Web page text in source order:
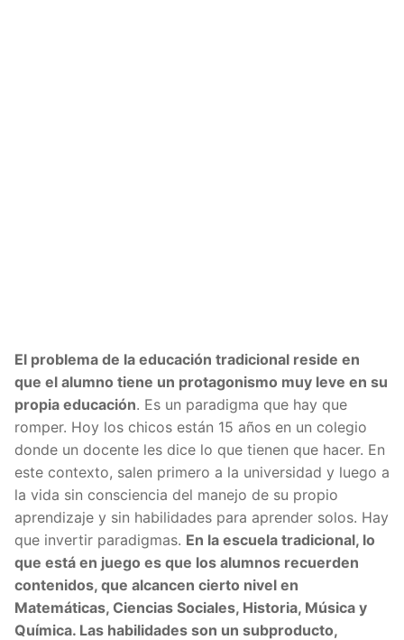
El problema de la educación tradicional reside en
que el alumno tiene un protagonismo muy leve en su
propia educación. Es un paradigma que hay que
romper. Hoy los chicos están 15 años en un colegio
donde un docente les dice lo que tienen que hacer. En
este contexto, salen primero a la universidad y luego a
la vida sin consciencia del manejo de su propio
aprendizaje y sin habilidades para aprender solos. Hay
que invertir paradigmas. En la escuela tradicional, lo
que está en juego es que los alumnos recuerden
contenidos, que alcancen cierto nivel en
Matemáticas, Ciencias Sociales, Historia, Música y
Química. Las habilidades son un subproducto,